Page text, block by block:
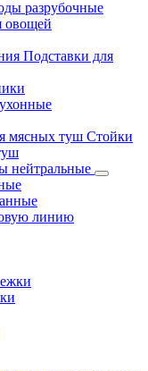
разрубочные
овощей
Подставки для
Стойки
нейтральные
линию